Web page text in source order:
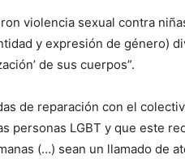
violencia sexual contra
y expresión de género)
de sus cuerpos”.
de reparación con el
personas LGBT y que este
(…) sean un llamado de